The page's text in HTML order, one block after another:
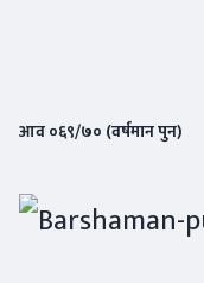
आव ०६९/७० (वर्षमान पुन)